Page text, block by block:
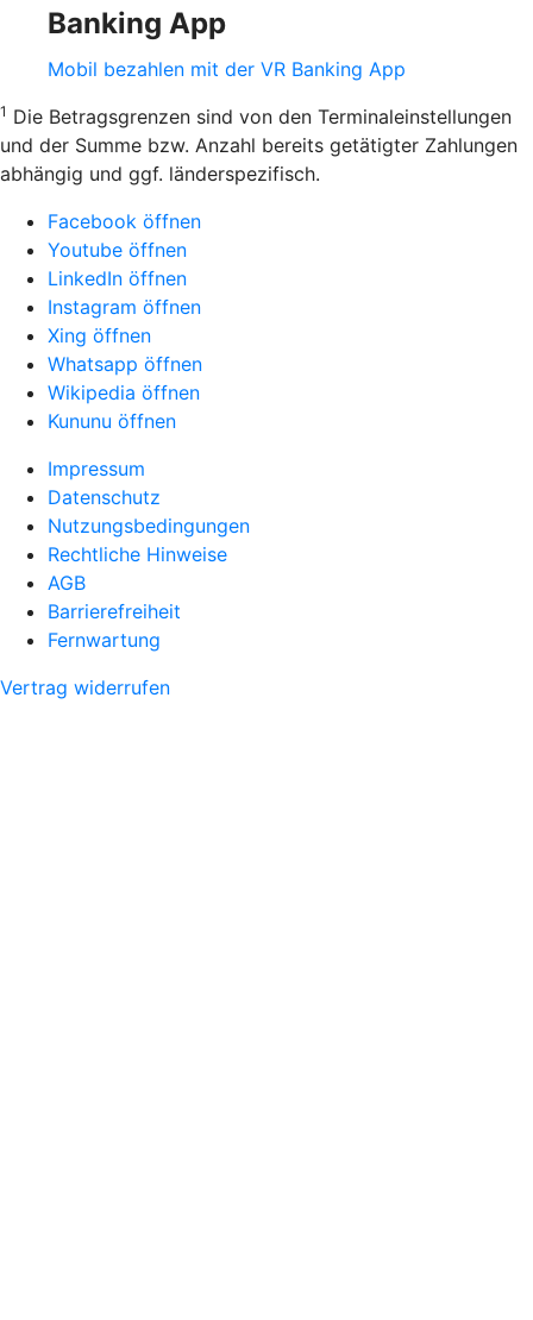
Banking App
Mobil bezahlen mit der VR Banking App
1 Die Betragsgrenzen sind von den Terminaleinstellungen
und der Summe bzw. Anzahl bereits getätigter Zahlungen
abhängig und ggf. länderspezifisch.
Facebook öffnen
Youtube öffnen
LinkedIn öffnen
Instagram öffnen
Xing öffnen
Whatsapp öffnen
Wikipedia öffnen
Kununu öffnen
Impressum
Datenschutz
Nutzungsbedingungen
Rechtliche Hinweise
AGB
Barrierefreiheit
Fernwartung
Vertrag widerrufen